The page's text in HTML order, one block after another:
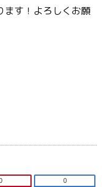
ます！よろしくお願
0